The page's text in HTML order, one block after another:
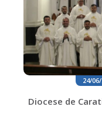
24/
Diocese de